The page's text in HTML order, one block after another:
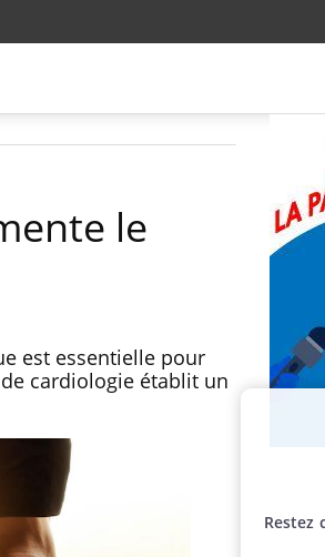
le
est essentielle pour
cardiologie établit un
Restez